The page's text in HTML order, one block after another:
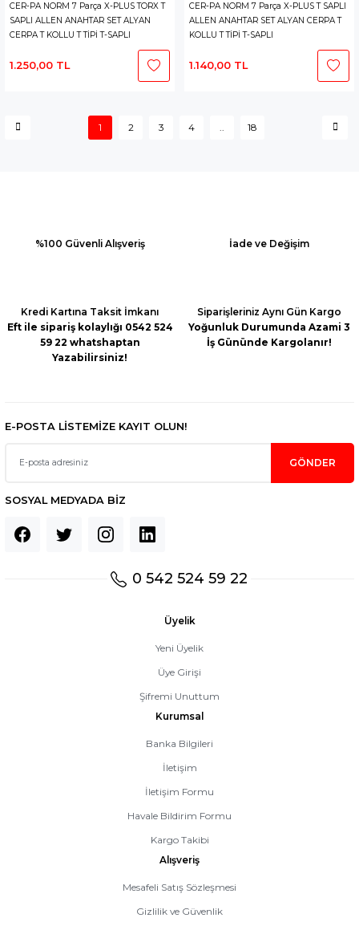
CER-PA NORM 7 Parça X-PLUS TORX T
SAPLI ALLEN ANAHTAR SET ALYAN
CERPA T KOLLU T TİPİ T-SAPLI
1.250,00 TL
CER-PA NORM 7 Parça X-PLUS T SAPLI
ALLEN ANAHTAR SET ALYAN CERPA T
KOLLU T TİPİ T-SAPLI
1.140,00 TL
1 2 3 4 .. 18
%100 Güvenli Alışveriş İade ve Değişim
Kredi Kartına Taksit İmkanı
Eft ile sipariş kolaylığı 0542 524
59 22 whatshaptan
Yazabilirsiniz!
Siparişleriniz Aynı Gün Kargo
Yoğunluk Durumunda Azami 3
İş Gününde Kargolanır!
E-POSTA LİSTEMİZE KAYIT OLUN!
GÖNDER
SOSYAL MEDYADA BİZ
0 542 524 59 22
Üyelik
Yeni Üyelik
Üye Girişi
Şifremi Unuttum
Kurumsal
Banka Bilgileri
İletişim
İletişim Formu
Havale Bildirim Formu
Kargo Takibi
Alışveriş
Mesafeli Satış Sözleşmesi
Gizlilik ve Güvenlik